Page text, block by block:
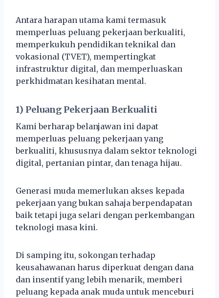
Antara harapan utama kami termasuk
memperluas peluang pekerjaan berkualiti,
memperkukuh pendidikan teknikal dan
vokasional (TVET), mempertingkat
infrastruktur digital, dan memperluaskan
perkhidmatan kesihatan mental.
1) Peluang Pekerjaan Berkualiti
Kami berharap belanjawan ini dapat
memperluas peluang pekerjaan yang
berkualiti, khususnya dalam sektor teknologi
digital, pertanian pintar, dan tenaga hijau.
Generasi muda memerlukan akses kepada
pekerjaan yang bukan sahaja berpendapatan
baik tetapi juga selari dengan perkembangan
teknologi masa kini.
Di samping itu, sokongan terhadap
keusahawanan harus diperkuat dengan dana
dan insentif yang lebih menarik, memberi
peluang kepada anak muda untuk menceburi